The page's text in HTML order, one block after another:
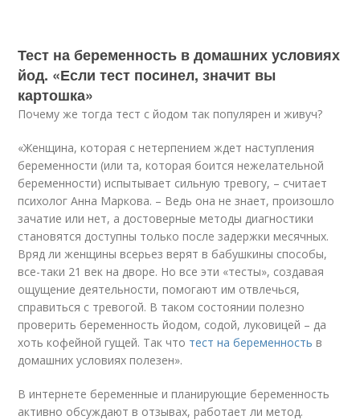
Тест на беременность в домашних условиях
йод. «Если тест посинел, значит вы
картошка»
Почему же тогда тест с йодом так популярен и живуч?
«Женщина, которая с нетерпением ждет наступления
беременности (или та, которая боится нежелательной
беременности) испытывает сильную тревогу, – считает
психолог Анна Маркова. – Ведь она не знает, произошло
зачатие или нет, а достоверные методы диагностики
становятся доступны только после задержки месячных.
Вряд ли женщины всерьез верят в бабушкины способы,
все-таки 21 век на дворе. Но все эти «тесты», создавая
ощущение деятельности, помогают им отвлечься,
справиться с тревогой. В таком состоянии полезно
проверить беременность йодом, содой, луковицей – да
хоть кофейной гущей. Так что тест на беременность в
домашних условиях полезен».
В интернете беременные и планирующие беременность
активно обсуждают в отзывах, работает ли метод.